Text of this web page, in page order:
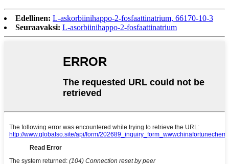
Edellinen: L-askorbiinihappo-2-fosfaattinatrium, 66170-10-3
Seuraavaksi: L-asorbiinihappo-2-fosfaattinatrium